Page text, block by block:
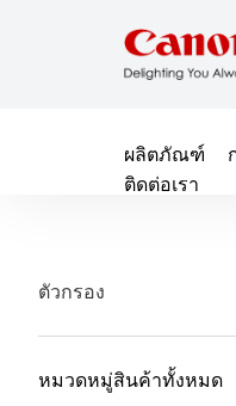
ผลิตภัณฑ์
ติดต่อเรา
ตัวกรอง
หมวดหมู่สินค้าทั้งหมด